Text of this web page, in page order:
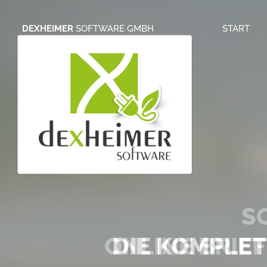
DEXHEIMER SOFTWARE GMBH START
DIE
ONLINE